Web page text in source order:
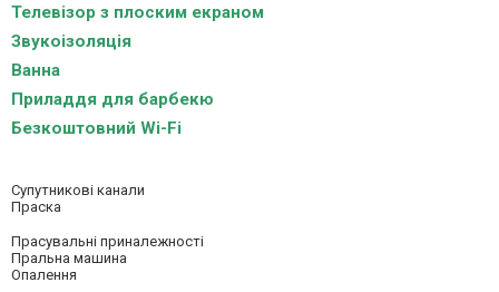
Телевізор з плоским екраном
Звукоізоляція
Ванна
Приладдя для барбекю
Безкоштовний Wi-Fi
Супутникові канали
Праска
Прасувальні приналежності
Пральна машина
Опалення